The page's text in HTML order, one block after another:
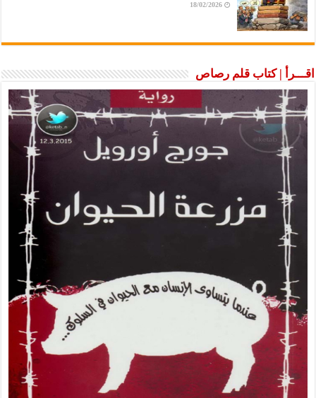
18/02/2026
اقـــرأ | كتاب قلم رصاص